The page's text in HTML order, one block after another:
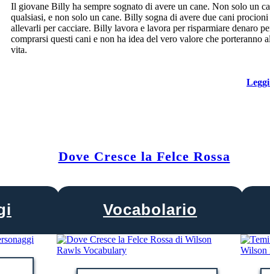
Il giovane Billy ha sempre sognato di avere un cane. Non solo un
qualsiasi, e non solo un cane. Billy sogna di avere due cani
allevarli per cacciare. Billy lavora e lavora per risparmiare denaro
comprarsi questi cani e non ha idea del vero valore che porteranno
vita.
Dove Cresce la Felce Rossa
Vocabolario